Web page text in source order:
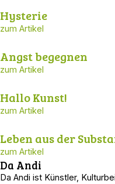
Hysterie
zum Artikel
Angst begegnen
zum Artikel
Hallo Kunst!
zum Artikel
Leben aus der
zum Artikel
Da Andi
Da Andi ist Künstler,